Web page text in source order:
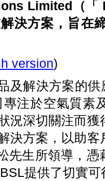
Limited（「
決方案，旨在
version)
及解決方案的
注於空氣質素
況深切關注而
決方案，以助
先生所領導，
提供了切實